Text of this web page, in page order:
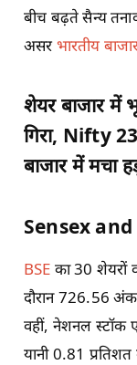
बीच बढ़ते सैन्य
असरभारतीय
शेयर बाजार में
गिरा, Nifty
बाजार में मचा
Sensex and
BSE का 30 शेयरों
दौरान 726.56
वहीं, नेशनल
यानी 0.81